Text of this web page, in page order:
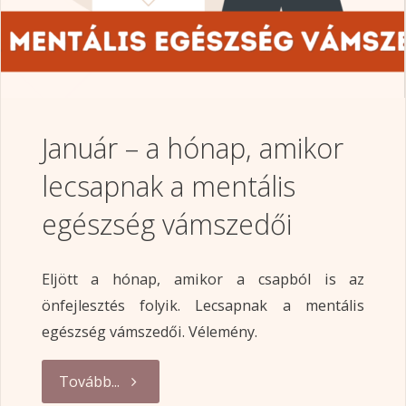
Január – a hónap, amikor
lecsapnak a mentális
egészség vámszedői
Eljött a hónap, amikor a csapból is az
önfejlesztés folyik. Lecsapnak a mentális
egészség vámszedői. Vélemény.
Tovább... "Január